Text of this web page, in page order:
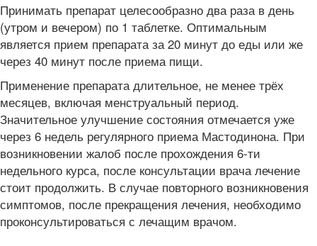
Принимать препарат целесообразно два раза в день
(утром и вечером) по 1 таблетке. Оптимальным
является прием препарата за 20 минут до еды или же
через 40 минут после приема пищи.
Применение препарата длительное, не менее трёх
месяцев, включая менструальный период.
Значительное улучшение состояния отмечается уже
через 6 недель регулярного приема Мастодинона. При
возникновении жалоб после прохождения 6-ти
недельного курса, после консультации врача лечение
стоит продолжить. В случае повторного возникновения
симптомов, после прекращения лечения, необходимо
проконсультироваться с лечащим врачом.